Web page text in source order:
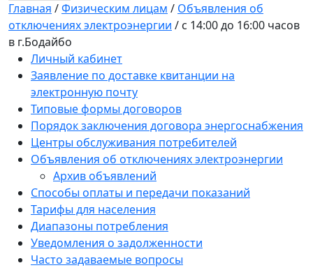
Главная /Физическим лицам / Объявления об
отключениях электроэнергии / с 14:00 до 16:00 часов
в г.Бодайбо
Личный кабинет
Заявление по доставке квитанции на
электронную почту
Типовые формы договоров
Порядок заключения договора энергоснабжения
Центры обслуживания потребителей
Объявления об отключениях электроэнергии
Архив объявлений
Способы оплаты и передачи показаний
Тарифы для населения
Диапазоны потребления
Уведомления о задолженности
Часто задаваемые вопросы